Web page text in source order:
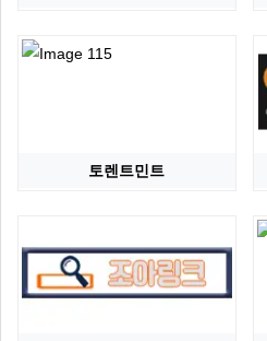
토렌트민트